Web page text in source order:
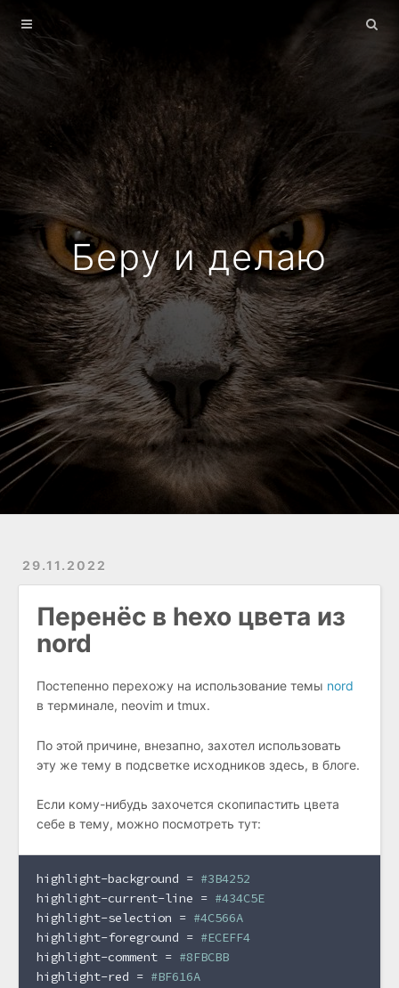
Беру и делаю
29.11.2022
Перенёс в hexo цвета из
nord
Постепенно перехожу на использование темы nord
в терминале, neovim и tmux.
По этой причине, внезапно, захотел использовать
эту же тему в подсветке исходников здесь, в блоге.
Если кому-нибудь захочется скопипастить цвета
себе в тему, можно посмотреть тут:
highlight-background = #3B4252
highlight-current-line = #434C5E
highlight-selection = #4C566A
highlight-foreground = #ECEFF4
highlight-comment = #8FBCBB
highlight-red = #BF616A
Главная
Архив